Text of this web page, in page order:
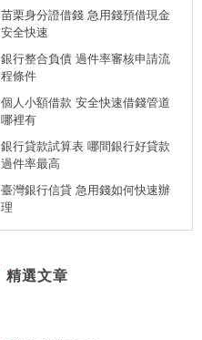
苗栗身分證借錢 急用錢預借現金
安全快速
銀行整合負債 過件率審核申請流
程條件
個人小額借款 安全快速借錢管道
哪裡有
銀行貸款試算表 哪間銀行好貸款
過件率最高
臺灣銀行信貸 急用錢如何快速辦
理
精選文章